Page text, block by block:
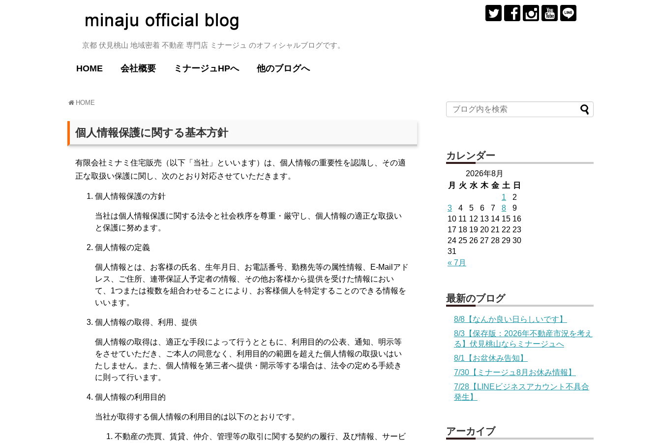
京都 伏見桃山 地域密着 不動産 専門店 ミナージュ のオフィシャルブログです。
HOME 会社概要 ミナージュHPへ 他のブログへ
HOME
個人情報保護に関する基本方針
有限会社ミナミ住宅販売（以下「当社」といいます）は、個人情報の重要性を認識し、その適
正な取扱い保護に関し、次のとおり対応させていただきます。
個人情報保護の方針
当社は個人情報保護に関する法令と社会秩序を尊重・厳守し、個人情報の適正な取扱い
と保護に努めます。
個人情報の定義
個人情報とは、お客様の氏名、生年月日、お電話番号、勤務先等の属性情報、E-Mailアド
レス、ご住所、連帯保証人予定者の情報、その他お客様から提供を受けた情報におい
て、1つまたは複数を組合わせることにより、お客様個人を特定することのできる情報を
いいます。
個人情報の取得、利用、提供
個人情報の取得は、適正な手段によって行うとともに、利用目的の公表、通知、明示等
をさせていただき、ご本人の同意なく、利用目的の範囲を超えた個人情報の取扱いはい
たしません。また、個人情報を第三者へ提供・開示等する場合は、法令の定める手続き
に則って行います。
個人情報の利用目的
当社が取得する個人情報の利用目的は以下のとおりです。
不動産の売買、賃貸、仲介、管理等の取引に関する契約の履行、及び情報、サービ
カレンダー
2026年8月
月
火 水 木 金 土 日
« 7月
1
2
3
4 5 6 7 8
9
10 11 12 13 14 15 16
17 18 19 20 21 22 23
24 25 26 27 28 29 30
31
最新のブログ
8/8【なんか良い日らしいです】
8/3【保存版：2026年不動産市況を考え
る】伏見桃山ならミナージュへ
8/1【お盆休み告知】
7/30【ミナージュ8月お休み情報】
7/28【LINEビジネスアカウント不具合
発生】
アーカイブ